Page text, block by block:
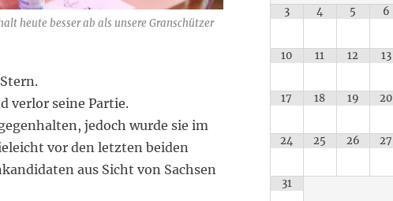
heute besser ab als unsere Granschützer
verlor seine Partie.
jedoch wurde sie im
vor den letzten beiden
aus Sicht von Sachsen
3 4 5 6
10 11 12 13
17 18 19 20
24 25 26 27
31